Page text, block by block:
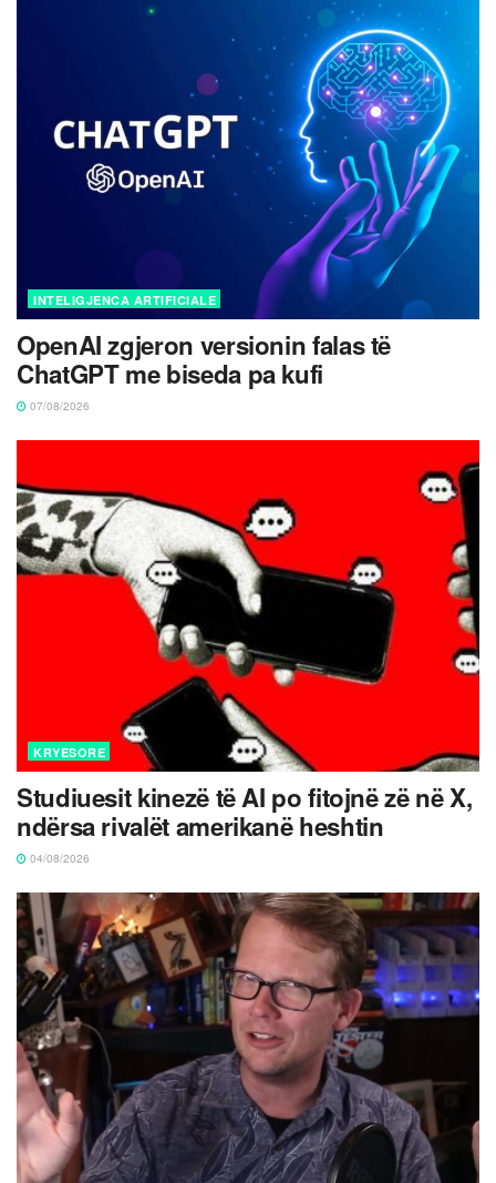
INTELIGJENCA ARTIFICIALE
OpenAI zgjeron versionin falas të
ChatGPT me biseda pa kufi
07/08/2026
KRYESORE
Studiuesit kinezë të AI po fitojnë zë në X,
ndërsa rivalët amerikanë heshtin
04/08/2026